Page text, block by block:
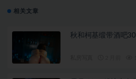
相关文章
秋和柯基缎带酒吧